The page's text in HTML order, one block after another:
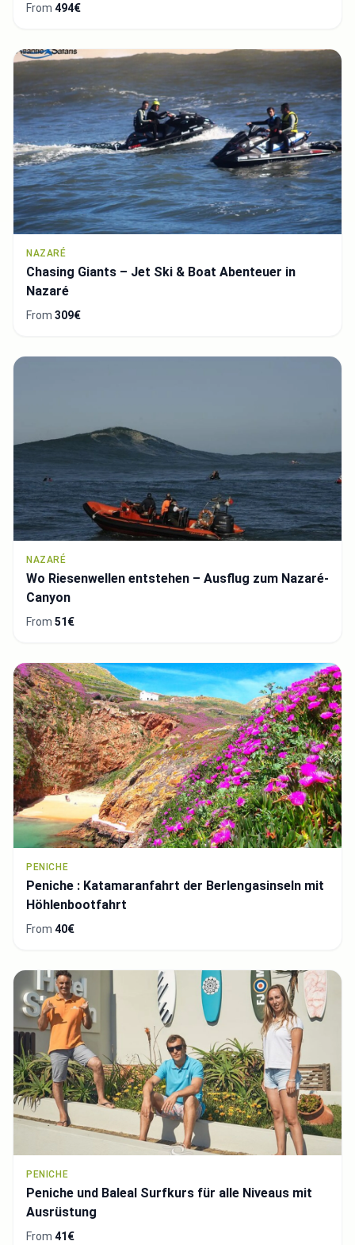
From 494€
NAZARÉ
Chasing Giants – Jet Ski & Boat Abenteuer in
Nazaré
From 309€
NAZARÉ
Wo Riesenwellen entstehen – Ausflug zum Nazaré-
Canyon
From 51€
PENICHE
Peniche : Katamaranfahrt der Berlengasinseln mit
Höhlenbootfahrt
From 40€
PENICHE
Peniche und Baleal Surfkurs für alle Niveaus mit
Ausrüstung
From 41€